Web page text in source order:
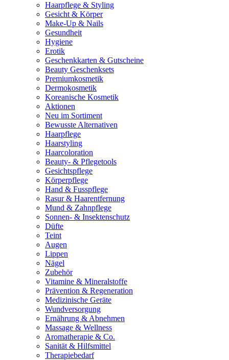
Haarpflege & Styling
Gesicht & Körper
Make-Up & Nails
Gesundheit
Hygiene
Erotik
Geschenkkarten & Gutscheine
Beauty Geschenksets
Premiumkosmetik
Dermokosmetik
Koreanische Kosmetik
Aktionen
Neu im Sortiment
Bewusste Alternativen
Haarpflege
Haarstyling
Haarcoloration
Beauty- & Pflegetools
Gesichtspflege
Körperpflege
Hand & Fusspflege
Rasur & Haarentfernung
Mund & Zahnpflege
Sonnen- & Insektenschutz
Düfte
Teint
Augen
Lippen
Nägel
Zubehör
Vitamine & Mineralstoffe
Prävention & Regeneration
Medizinische Geräte
Wundversorgung
Ernährung & Abnehmen
Massage & Wellness
Aromatherapie & Co.
Sanität & Hilfsmittel
Therapiebedarf